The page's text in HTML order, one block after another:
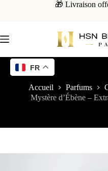
🎁 Livraison
Accueil Parfums
Mystère d’Ébène –
FR